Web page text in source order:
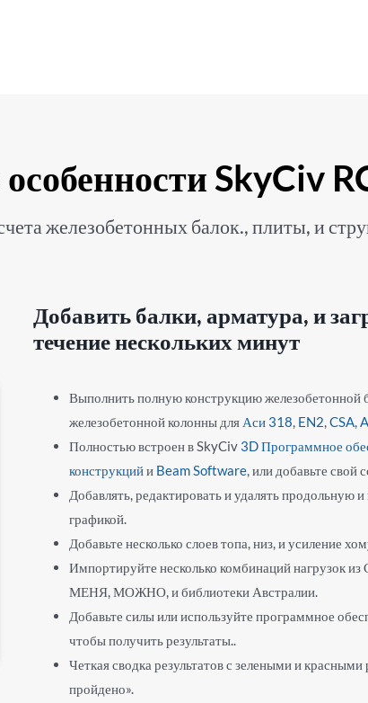
SkyCiv
железобетонных балок., плиты, и
Добавить балки, арматура, и
течение нескольких минут
Выполнить полную конструкцию железобетонной
железобетонной колонны для Аси 318, EN2,CSA,
Полностью встроен в SkyCiv 3D Программное
конструкцийи Beam Software, или добавьте свой
Добавлять, редактировать и удалять продольную
графикой.
Добавьте несколько слоев топа, низ, и усиление
Импортируйте несколько комбинаций нагрузок
МЕНЯ, МОЖНО, и библиотеки Австралии.
Добавьте силы или используйте программное
чтобы получить результаты..
Четкая сводка результатов с зелеными и
пройдено».